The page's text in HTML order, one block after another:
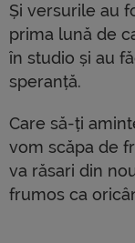
Și versurile au
prima lună de
în studio și au
speranță.
Care să-ți
vom scăpa de
va răsari din
frumos ca